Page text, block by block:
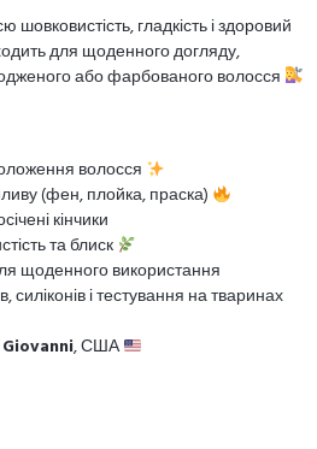
гладкість і здоровий
для щоденного догляду,
або фарбованого волосся
волосся
(фен, плойка, праска)
кінчики
та блиск
щоденного використання
силіконів і тестування на тваринах
Giovanni, США